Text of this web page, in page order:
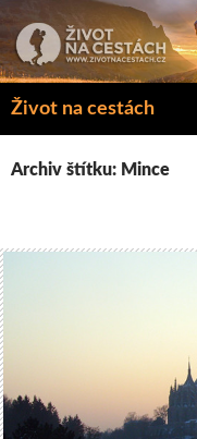
k
obsahu
Život na cestách
Hledat
Archiv štítku: Mince